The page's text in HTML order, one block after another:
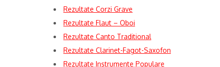
Rezultate Corzi Grave
Rezultate Flaut – Oboi
Rezultate Canto Traditional
Rezultate Clarinet-Fagot-Saxofon
Rezultate Instrumente Populare